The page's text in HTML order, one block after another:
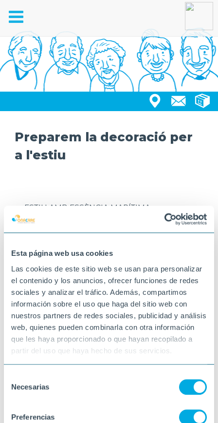
Esta página web usa cookies
Las cookies de este sitio web se usan para personalizar
el contenido y los anuncios, ofrecer funciones de redes
sociales y analizar el tráfico. Además, compartimos
información sobre el uso que haga del sitio web con
nuestros partners de redes sociales, publicidad y análisis
web, quienes pueden combinarla con otra información
que les haya proporcionado o que hayan recopilado a
partir del uso que haya hecho de sus servicios.
Necesarias
Preferencias
Toggle
navigation
Preparem la decoració per
a l'estiu
ESTIU AMB ESSÈNCIA MARÍTIMA
Transformem la residència en un espai fresc,
elegant i ple d’aire mediterrani ✨
28-05-2026